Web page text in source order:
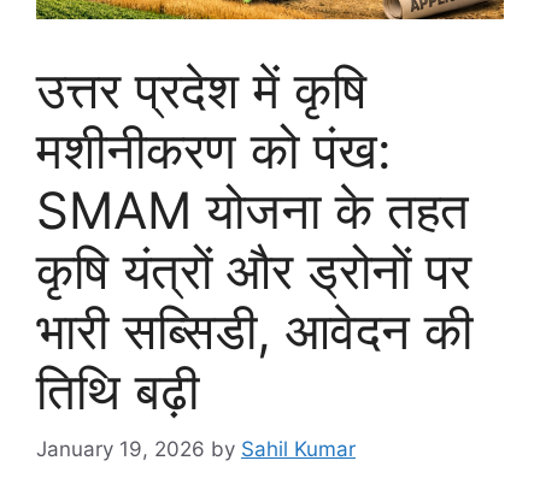
उत्तर प्रदेश में कृषि
मशीनीकरण को पंख:
SMAM योजना के तहत
कृषि यंत्रों और ड्रोनों पर
भारी सब्सिडी, आवेदन की
तिथि बढ़ी
January 19, 2026 by Sahil Kumar